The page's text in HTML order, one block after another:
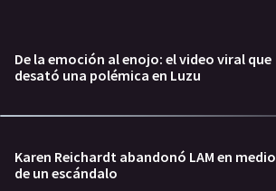
De la emoción al enojo: el video viral que
desató una polémica en Luzu
Karen Reichardt abandonó LAM en medio
de un escándalo